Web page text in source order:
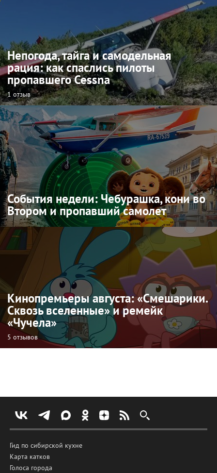
Непогода, тайга и самодельная
рация: как спаслись пилоты
пропавшего Cessna
1 отзыв
События недели: Чебурашка, кони во
Втором и пропавший самолет
Кинопремьеры августа: «Смешарики.
Сквозь вселенные» и ремейк
«Чучела»
5 отзывов
Гид по сибирской кухне
Карта катков
Голоса города